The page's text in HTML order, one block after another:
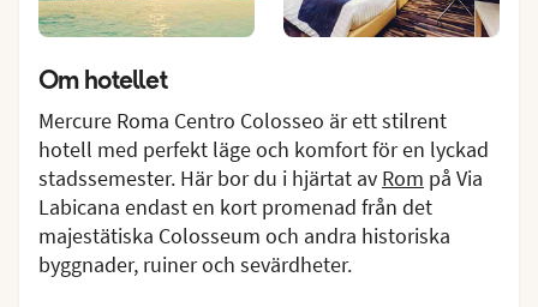
Om hotellet
Mercure Roma Centro Colosseo är ett stilrent
hotell med perfekt läge och komfort för en lyckad
stadssemester. Här bor du i hjärtat av Rom på Via
Labicana endast en kort promenad från det
majestätiska Colosseum och andra historiska
byggnader, ruiner och sevärdheter.